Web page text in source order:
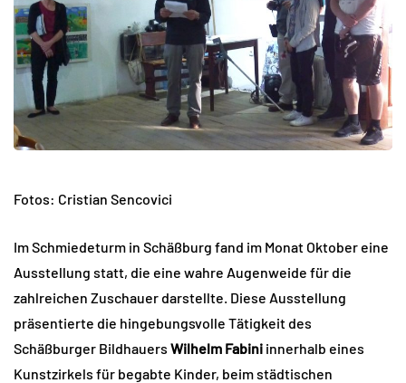
Fotos: Cristian Sencovici
Im Schmiedeturm in Schäßburg fand im Monat Oktober eine
Ausstellung statt, die eine wahre Augenweide für die
zahlreichen Zuschauer darstellte. Diese Ausstellung
präsentierte die hingebungsvolle Tätigkeit des
Schäßburger Bildhauers Wilhelm Fabini innerhalb eines
Kunstzirkels für begabte Kinder, beim städtischen